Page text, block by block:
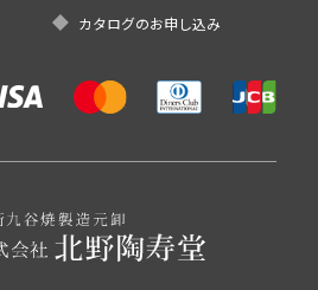
カタログのお申し込み